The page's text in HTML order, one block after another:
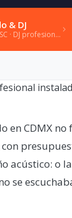
& DJ
JBL · QSC · DJ profesional · Shure
en CDMX
acústico: o
se